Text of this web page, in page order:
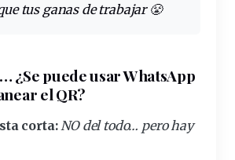
tus ganas de trabajar 😤
¿Se puede usar WhatsApp
el QR?
corta:NO del todo… pero hay